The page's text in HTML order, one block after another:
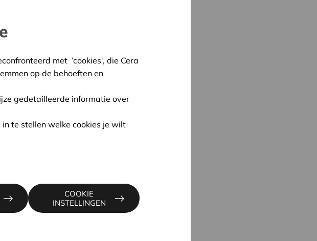
WIM INGELS
016 27 96 46
met ’cookies‘, die Cera
op de behoeften en
gedetailleerde informatie over
in te stellen welke cookies je wilt
COOKIE
INSTELLINGEN